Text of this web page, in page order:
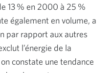
13 % en 2000 à 25 %
également en volume, a
par rapport aux autres
l’énergie de la
constate une tendance